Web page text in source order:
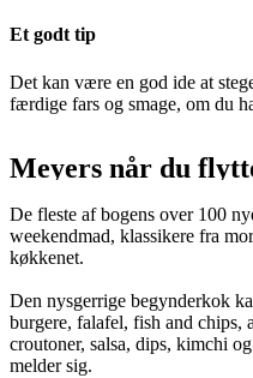
Et godt tip
Det kan være en god ide at
færdige fars og smage, om du
Meyers når du
De fleste af bogens over 100
weekendmad, klassikere fra
køkkenet.
Den nysgerrige begynderkok
burgere, falafel, fish and chips,
croutoner, salsa, dips, kimchi
melder sig.